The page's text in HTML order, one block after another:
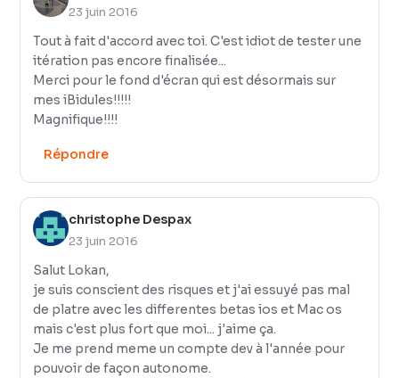
23 juin 2016
Tout à fait d'accord avec toi. C'est idiot de tester une
itération pas encore finalisée...
Merci pour le fond d'écran qui est désormais sur
mes iBidules!!!!!
Magnifique!!!!
Répondre
christophe Despax
23 juin 2016
Salut Lokan,
je suis conscient des risques et j'ai essuyé pas mal
de platre avec les differentes betas ios et Mac os
mais c'est plus fort que moi... j'aime ça.
Je me prend meme un compte dev à l'année pour
pouvoir de façon autonome.